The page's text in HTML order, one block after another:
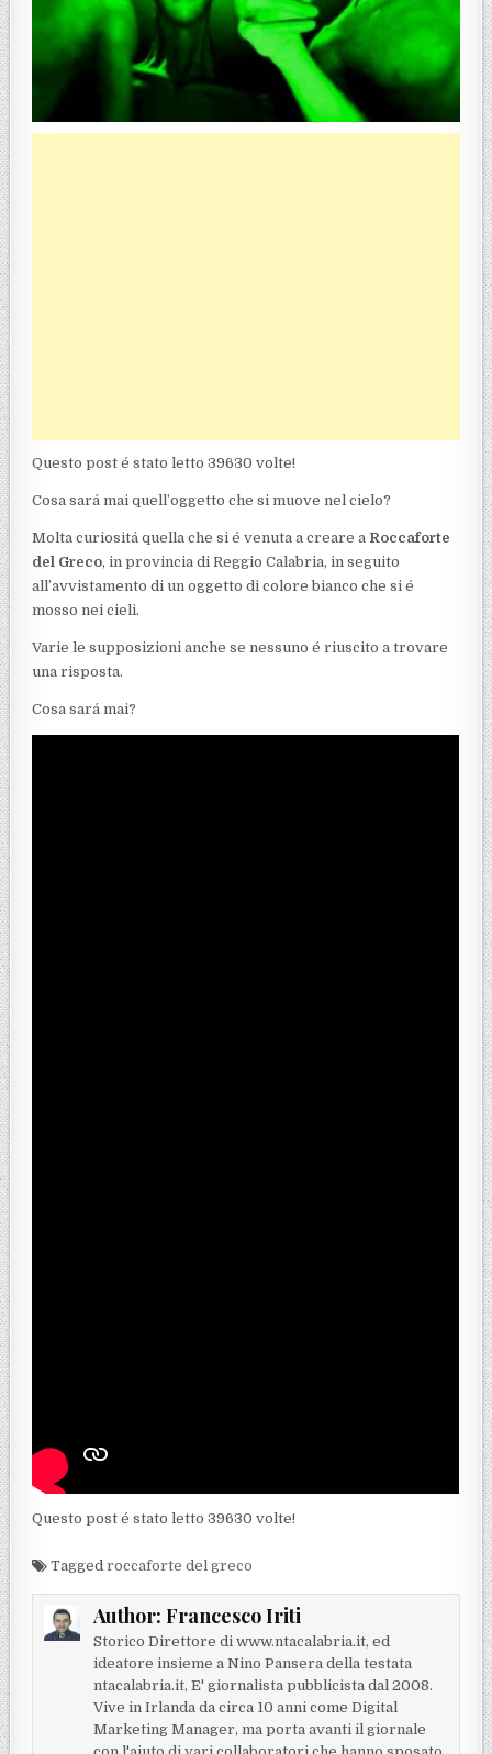
Questo post é stato letto 39630 volte!
Cosa sará mai quell’oggetto che si muove nel cielo?
Molta curiositá quella che si é venuta a creare a Roccaforte
del Greco, in provincia di Reggio Calabria, in seguito
all’avvistamento di un oggetto di colore bianco che si é
mosso nei cieli.
Varie le supposizioni anche se nessuno é riuscito a trovare
una risposta.
Cosa sará mai?
Questo post é stato letto 39630 volte!
Taggedroccaforte del greco
Author: Francesco Iriti
Storico Direttore di www.ntacalabria.it, ed
ideatore insieme a Nino Pansera della testata
ntacalabria.it, E' giornalista pubblicista dal 2008.
Vive in Irlanda da circa 10 anni come Digital
Marketing Manager, ma porta avanti il giornale